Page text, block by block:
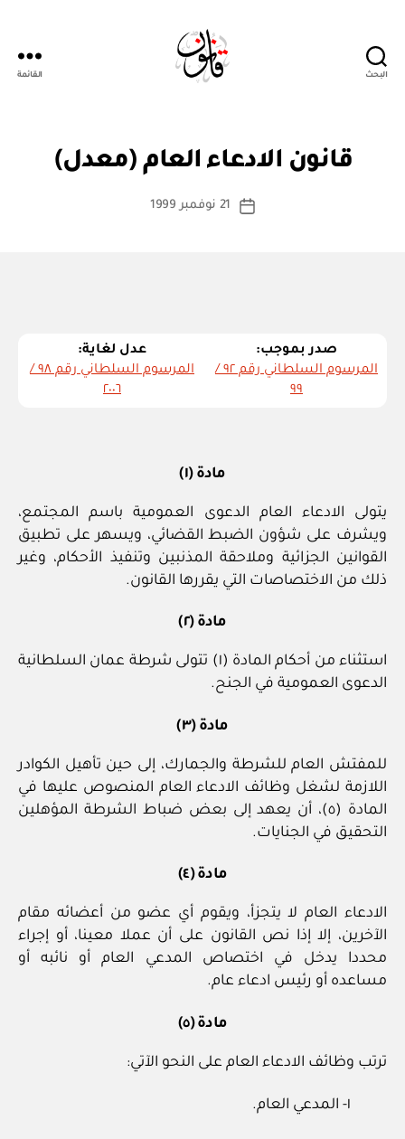
البحث القائمة
التصنيفاتقانون الادعاء العام (معدل)
كاتب
ا
س
ة
تاريخ
21 نوفمبر 1999
صدر بموجب:
المرسوم السلطاني رقم ٩٢ /
٩٩
عدل لغاية:
المرسوم السلطاني رقم ٩٨ /
٢٠٠٦
مادة (١)
يتولى الادعاء العام الدعوى العمومية باسم المجتمع،
ويشرف على شؤون الضبط القضائي، ويسهر على تطبيق
القوانين الجزائية وملاحقة المذنبين وتنفيذ الأحكام، وغير
ذلك من الاختصاصات التي يقررها القانون.
مادة (٢)
استثناء من أحكام المادة (١) تتولى شرطة عمان السلطانية
الدعوى العمومية في الجنح.
مادة (٣)
للمفتش العام للشرطة والجمارك، إلى حين تأهيل الكوادر
اللازمة لشغل وظائف الادعاء العام المنصوص عليها في
المادة (٥)، أن يعهد إلى بعض ضباط الشرطة المؤهلين
التحقيق في الجنايات.
مادة (٤)
الادعاء العام لا يتجزأ، ويقوم أي عضو من أعضائه مقام
الآخرين، إلا إذا نص القانون على أن عملا معينا، أو إجراء
محددا يدخل في اختصاص المدعي العام أو نائبه أو
مساعده أو رئيس ادعاء عام.
مادة (٥)
ترتب وظائف الادعاء العام على النحو الآتي:
١- المدعي العام.